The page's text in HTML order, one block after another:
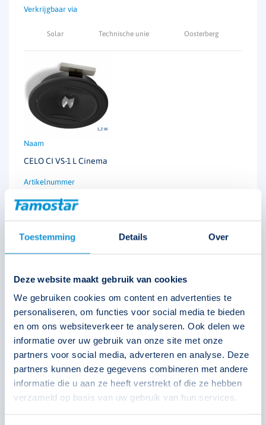
Toestemming Details Over
Deze website maakt gebruik van cookies
We gebruiken cookies om content en advertenties te
personaliseren, om functies voor social media te bieden
en om ons websiteverkeer te analyseren. Ook delen we
informatie over uw gebruik van onze site met onze
partners voor social media, adverteren en analyse. Deze
partners kunnen deze gegevens combineren met andere
informatie die u aan ze heeft verstrekt of die ze hebben
verzameld op basis van uw gebruik van hun services.
Solar Technische unie Oosterberg
CELO CI VS-1 L Cinema
393355
€310,75
Solar Technische unie Oosterberg